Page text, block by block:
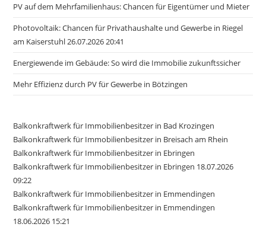
PV auf dem Mehrfamilienhaus: Chancen für Eigentümer und Mieter
Photovoltaik: Chancen für Privathaushalte und Gewerbe in Riegel
am Kaiserstuhl 26.07.2026 20:41
Energiewende im Gebäude: So wird die Immobilie zukunftssicher
Mehr Effizienz durch PV für Gewerbe in Bötzingen
Balkonkraftwerk für Immobilienbesitzer in Bad Krozingen
Balkonkraftwerk für Immobilienbesitzer in Breisach am Rhein
Balkonkraftwerk für Immobilienbesitzer in Ebringen
Balkonkraftwerk für Immobilienbesitzer in Ebringen 18.07.2026
09:22
Balkonkraftwerk für Immobilienbesitzer in Emmendingen
Balkonkraftwerk für Immobilienbesitzer in Emmendingen
18.06.2026 15:21